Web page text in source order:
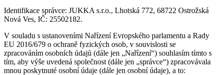
Identifikace správce: JUKKA s.r.o., Lhotská 772, 68722 Ostrožská
Nová Ves, IČ: 25502182.
V souladu s ustanoveními Nařízení Evropského parlamentu a Rady
EU 2016/679 o ochraně fyzických osob, v souvislosti se
zpracováním osobních údajů (dále jen „Nařízení“) souhlasím tímto s
tím, aby výše uvedená společnost (dále jen „správce“) zpracovávala
mnou poskytnuté osobní údaje (dále jen osobní údaje), a to: